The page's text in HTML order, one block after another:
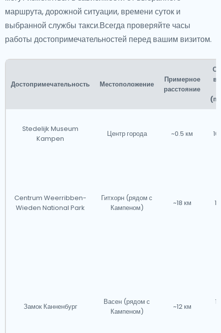
маршрута, дорожной ситуации, времени суток и
выбранной службы такси.Всегда проверяйте часы
работы достопримечательностей перед вашим визитом.
Достопримечательность Местоположение
Примерное
расстояние
Stedelijk Museum
Kampen
Центр города ~0.5 км
Centrum Weerribben-
Wieden National Park
Гитхорн (рядом с
Кампеном)
~18 км
Замок Канненбург
Васен (рядом с
Кампеном)
~12 км
1